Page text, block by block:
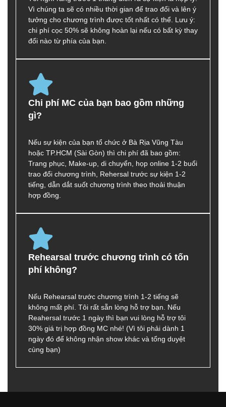
Vì chúng ta sẽ có nhiều thời gian để trao đổi và lên ý
tưởng cho chương trình được tốt nhất có thể. Lưu ý:
chi phí cọc 50% sẽ không hoàn lại nếu có bất kỳ thay
đổi nào từ phía của bạn.
Chi phí MC của bạn bao gồm những
gì?
Nếu sự kiện của bạn tổ chức ở Bà Rịa Vũng Tàu
hoặc TP.HCM (Sài Gòn) thì chi phí đã bao gồm:
Trang phục, Make-up, di chuyển, họp online 1-2 buổi
trao đổi chương trình, Rehersal trước sự kiện 1-2
tiếng, dẫn dắt suốt chương trình theo thoải thuận
hợp đồng.
Rehearsal trước chương trình có tốn
phí không?
Nếu Rehearsal trước chương trình 1-2 tiếng sẽ
không mất phí. Tôi rất sẵn lòng hỗ trợ bạn. Nếu
Reahersal trước 1 ngày thì bạn vui lòng hỗ trợ tôi
30% giá trị hợp đồng MC nhé! (Vì tôi phải dành 1
ngày đó để không nhận show khác và tổng duyệt
cùng bạn)